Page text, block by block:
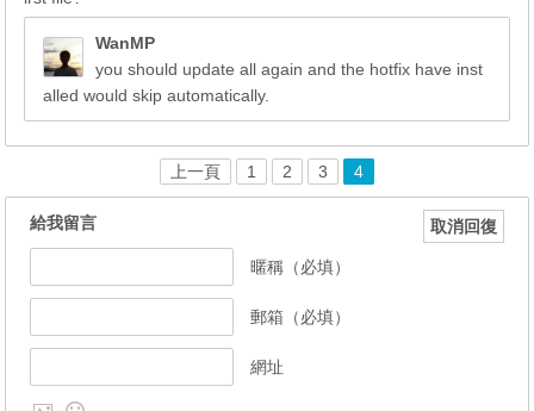
WanMP
you should update all again and the hotfix have inst
alled would skip automatically.
上一頁 1 2 3 4
給我留言 取消回復
暱稱（必填）
郵箱（必填）
網址